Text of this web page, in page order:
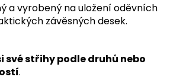
a vyrobený na uložení oděvních
závěsných desek.
své střihy podle druhů nebo
.